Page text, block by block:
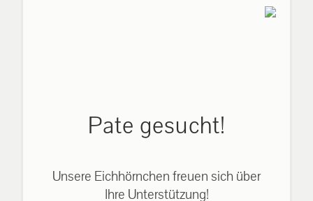
Pate gesucht!
Unsere Eichhörnchen freuen sich über
Ihre Unterstützung!